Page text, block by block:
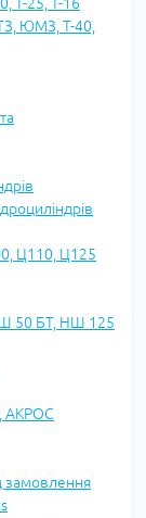
ЮМЗ, Т-40,
Ц110, Ц125
50 БТ, НШ 125
АКРОС
замовлення